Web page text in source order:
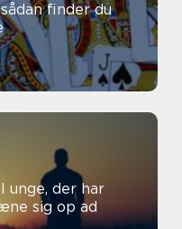
sig op ad